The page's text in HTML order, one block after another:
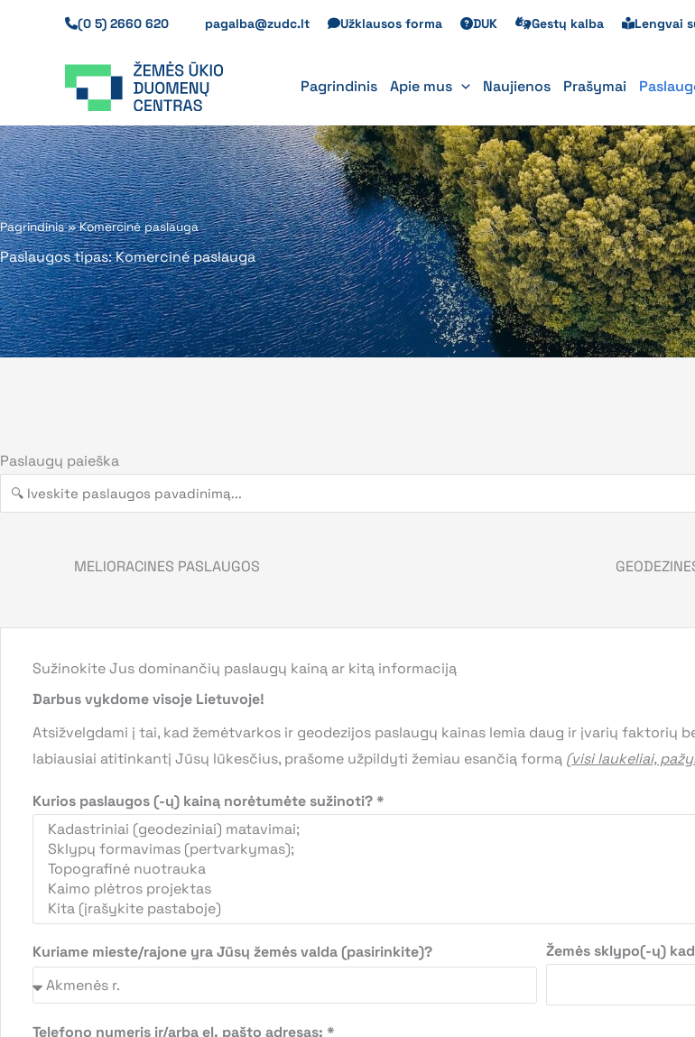
(0 5) 2660 620 pagalba@zudc.lt Užklausos forma DUK Gestų kalba Lengvai
Pagrindinis Apie mus Naujienos Prašymai
Pagrindinis»Komercinė paslauga
Paslaugos tipas: Komercinė paslauga
Paslaugų paieška
MELIORACINES PASLAUGOS
Sužinokite Jus dominančių paslaugų kainą ar kitą informaciją​
Darbus vykdome visoje Lietuvoje!
Atsižvelgdami į tai, kad žemėtvarkos ir geodezijos paslaugų kainas lemia daug ir įvarių faktorių
labiausiai atitinkantį Jūsų lūkesčius, prašome užpildyti žemiau esančią formą (visi laukeliai,
Kurios paslaugos (-ų) kainą norėtumėte sužinoti? *
Kuriame mieste/rajone yra Jūsų žemės valda (pasirinkite)? Žemės sklypo(-ų)
Telefono numeris ir/arba el. pašto adresas: *